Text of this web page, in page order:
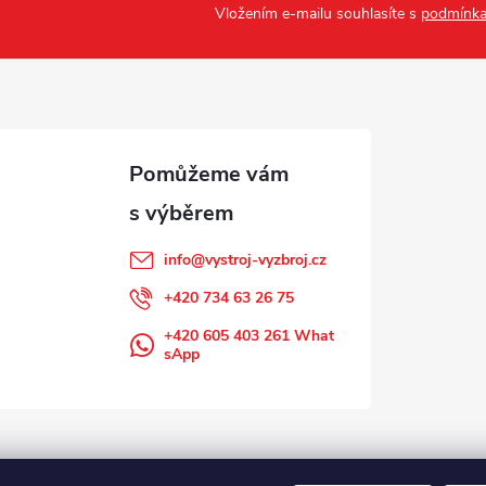
Vložením e-mailu souhlasíte s
info@vystroj-vyzbroj.cz
+420 734 63 26 75
+420 605 403 261 What
sApp